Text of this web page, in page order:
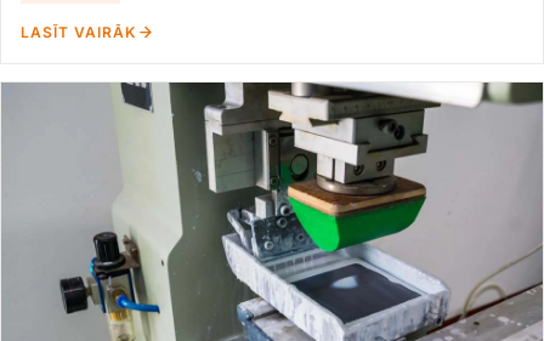
LASĪT VAIRĀK